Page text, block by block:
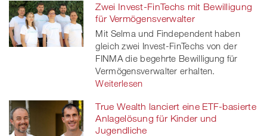
Zwei Invest-FinTechs mit Bewilligung
für Vermögensverwalter
Mit Selma und Findependent haben
gleich zwei Invest-FinTechs von der
FINMA die begehrte Bewilligung für
Vermögensverwalter erhalten.
Weiterlesen
True Wealth lanciert eine ETF­-basierte
Anlagelösung für Kinder und
Jugendliche